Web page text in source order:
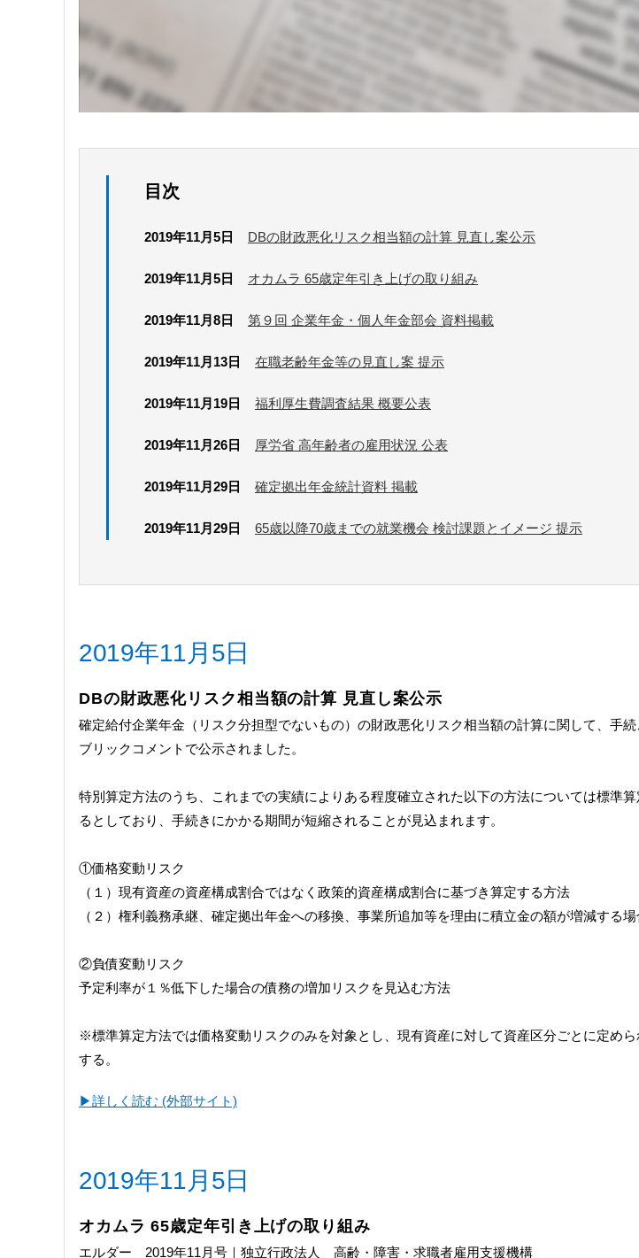
目次
2019年11月5日 DBの財政悪化リスク相当額の計算 見直し案公示
2019年11月5日 オカムラ 65歳定年引き上げの取り組み
2019年11月8日 第９回 企業年金・個人年金部会 資料掲載
2019年11月13日 在職老齢年金等の見直し案 提示
2019年11月19日 福利厚生費調査結果 概要公表
2019年11月26日 厚労省 高年齢者の雇用状況 公表
2019年11月29日 確定拠出年金統計資料 掲載
2019年11月29日 65歳以降70歳までの就業機会 検討課題とイメージ 提示
2019年11月5日
DBの財政悪化リスク相当額の計算 見直し案公示
確定給付企業年金（リスク分担型でないもの）の財政悪化リスク相当額の計算に関して、手
ブリックコメントで公示されました。
特別算定方法のうち、これまでの実績によりある程度確立された以下の方法については標準
るとしており、手続きにかかる期間が短縮されることが見込まれます。
①価格変動リスク
（１）現有資産の資産構成割合ではなく政策的資産構成割合に基づき算定する方法
（２）権利義務承継、確定拠出年金への移換、事業所追加等を理由に積立金の額が増減する
②負債変動リスク
予定利率が１％低下した場合の債務の増加リスクを見込む方法
※標準算定方法では価格変動リスクのみを対象とし、現有資産に対して資産区分ごとに定め
する。
▶︎詳しく読む (外部サイト)
2019年11月5日
オカムラ 65歳定年引き上げの取り組み
エルダー 2019年11月号｜独立行政法人 高齢・障害・求職者雇用支援機構